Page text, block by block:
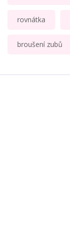
rovnátka
broušení zubů